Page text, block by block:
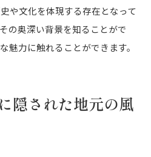
や文化を体現する存在となって
の奥深い背景を知ることがで
魅力に触れることができます。
隠された地元の風